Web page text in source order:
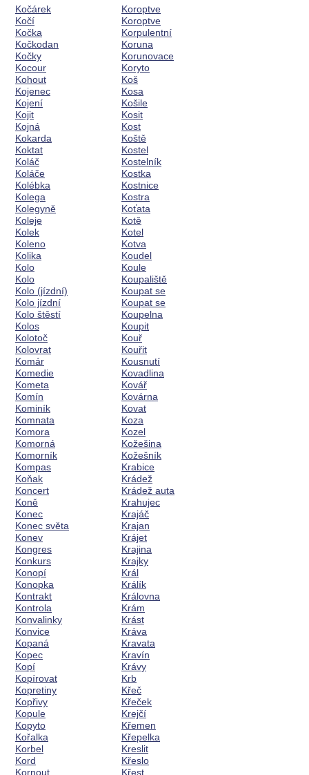
Kočárek
Kočí
Kočka
Kočkodan
Kočky
Kocour
Kohout
Kojenec
Kojení
Kojit
Kojná
Kokarda
Koktat
Koláč
Koláče
Kolébka
Kolega
Kolegyně
Koleje
Kolek
Koleno
Kolika
Kolo
Kolo
Kolo (jízdní)
Kolo jízdní
Kolo štěstí
Kolos
Kolotoč
Kolovrat
Komár
Komedie
Kometa
Komín
Kominík
Komnata
Komora
Komorná
Komorník
Kompas
Koňak
Koncert
Koně
Konec
Konec světa
Konev
Kongres
Konkurs
Konopí
Konopka
Kontrakt
Kontrola
Konvalinky
Konvice
Kopaná
Kopec
Kopí
Kopírovat
Kopretiny
Kopřivy
Kopule
Kopyto
Kořalka
Korbel
Kord
Kornout
Koroptve
Koroptve
Korpulentní
Koruna
Korunovace
Koryto
Koš
Kosa
Košile
Kosit
Kost
Koště
Kostel
Kostelník
Kostka
Kostnice
Kostra
Koťata
Kotě
Kotel
Kotva
Koudel
Koule
Koupaliště
Koupat se
Koupat se
Koupelna
Koupit
Kouř
Kouřit
Kousnutí
Kovadlina
Kovář
Kovárna
Kovat
Koza
Kozel
Kožešina
Kožešník
Krabice
Krádež
Krádež auta
Krahujec
Krajáč
Krajan
Krájet
Krajina
Krajky
Král
Králík
Královna
Krám
Krást
Kráva
Kravata
Kravín
Krávy
Krb
Křeč
Křeček
Krejčí
Křemen
Křepelka
Kreslit
Křeslo
Křest